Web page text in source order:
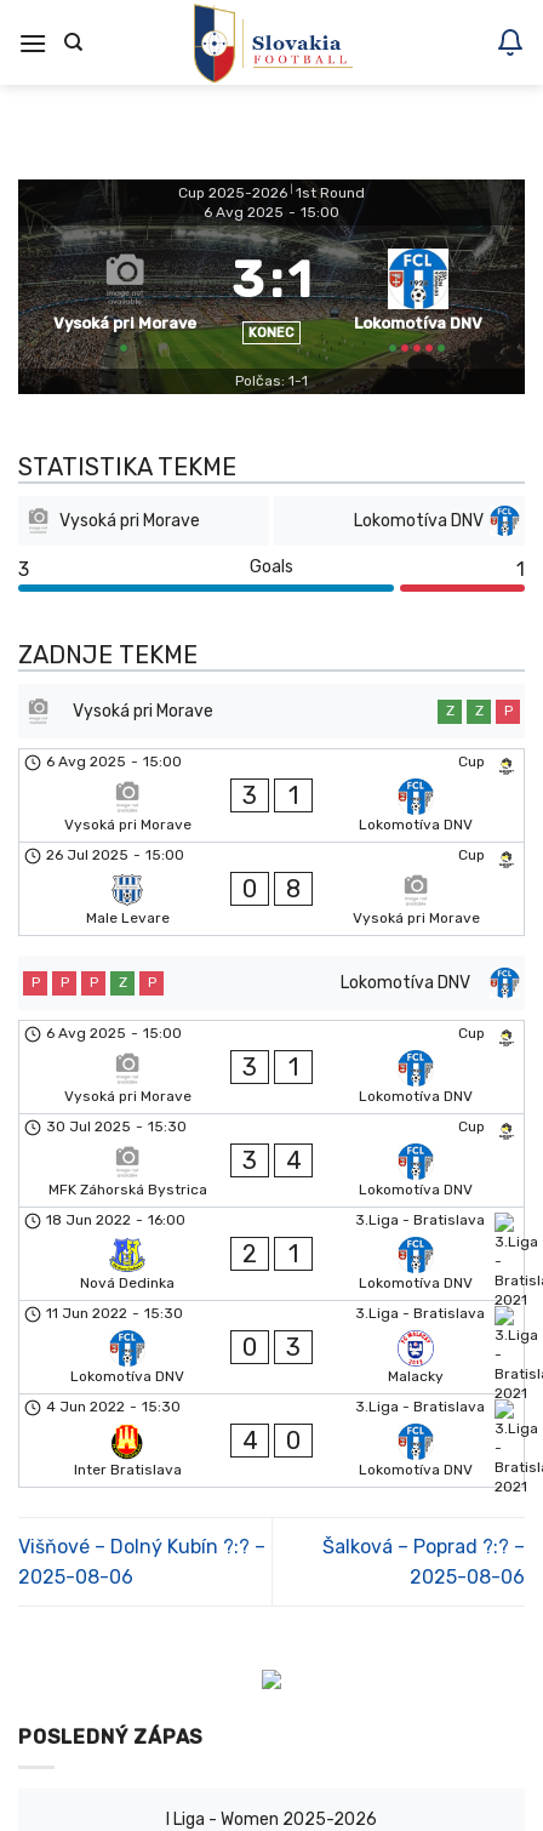
na
Cup 2025-2026 1st Round
6 Avg 2025 - 15:00
Vysoká pri Morave
3:1
KONEC
Lokomotíva DNV
Polčas: 1-1
STATISTIKA TEKME
Vysoká pri Morave Lokomotíva DNV
3 Goals 1
ZADNJE TEKME
Vysoká pri Morave Z Z P
Cup
6 Avg 2025 - 15:00
Vysoká pri Morave
3 1
Lokomotíva DNV
Cup
26 Jul 2025 - 15:00
Male Levare
0 8
Vysoká pri Morave
Lokomotíva DNV
P P P Z P
Cup
6 Avg 2025 - 15:00
Vysoká pri Morave
3 1
Lokomotíva DNV
Cup
30 Jul 2025 - 15:30
MFK Záhorská Bystrica
3 4
Lokomotíva DNV
3.Liga - Bratislava
18 Jun 2022 - 16:00
Nová Dedinka
2 1
Lokomotíva DNV
3.Liga - Bratislava
11 Jun 2022 - 15:30
Lokomotíva DNV
0 3
Malacky
3.Liga - Bratislava
4 Jun 2022 - 15:30
Inter Bratislava
4 0
Lokomotíva DNV
Višňové – Dolný Kubín ?:? –
2025-08-06
Šalková – Poprad ?:? –
2025-08-06
POSLEDNÝ ZÁPAS
I Liga - Women 2025-2026